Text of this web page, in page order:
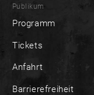
Publikum
Programm
Tickets
Anfahrt
Barrierefreiheit